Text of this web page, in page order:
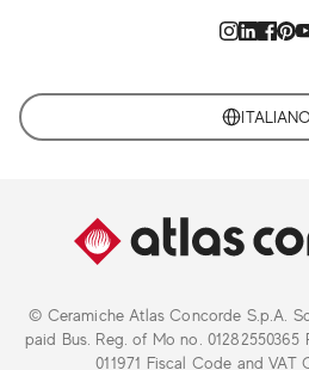
ITALIANO
© Ceramiche Atlas Concorde S.p.A.
paid Bus. Reg. of Mo no. 01282550365
011971 Fiscal Code and VAT